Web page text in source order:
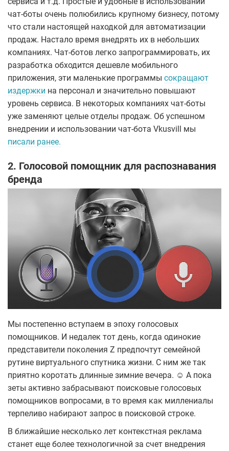
чат-боты очень полюбились крупному бизнесу, потому
что стали настоящей находкой для автоматизации
продаж. Настало время внедрять их в небольших
компаниях. Чат-ботов легко запрограммировать, их
разработка обходится дешевле мобильного
приложения, эти маленькие программы сокращают
издержки на персонал и значительно повышают
уровень сервиса. В некоторых компаниях чат-боты
уже заменяют целые отделы продаж. Об успешном
внедрении и использовании чат-бота Vkusvill мы
писали ранее.
2. Голосовой помощник для распознавания
бренда
Мы постепенно вступаем в эпоху голосовых
помощников. И недалек тот день, когда одинокие
представители поколения Z предпочтут семейной
рутине виртуального спутника жизни. С ним же так
приятно коротать длинные зимние вечера. ☺ А пока
зеты активно забрасывают поисковые голосовых
помощников вопросами, в то время как миллениалы
терпеливо набирают запрос в поисковой строке.
В ближайшие несколько лет контекстная реклама
станет еще более технологичной за счет внедрения